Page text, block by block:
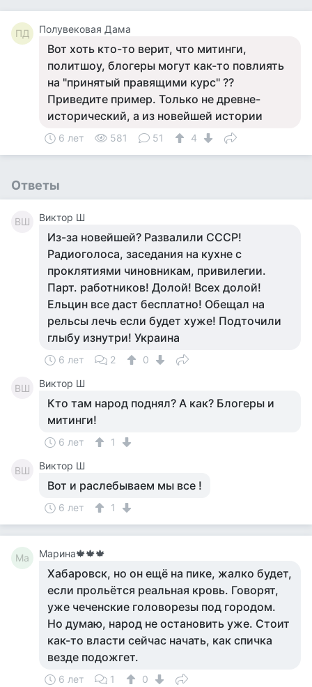
ПД Полувековая Дама
Вот хоть кто-то верит, что митинги,
политшоу, блогеры могут как-то повлиять
на "принятый правящими курс" ??
Приведите пример. Только не древне-
исторический, а из новейшей истории
6 лет 581 51 4
Ответы
ВШ Виктор Ш
Из-за новейшей? Развалили СССР!
Радиоголоса, заседания на кухне с
проклятиями чиновникам, привилегии.
Парт. работников! Долой! Всех долой!
Ельцин все даст бесплатно! Обещал на
рельсы лечь если будет хуже! Подточили
глыбу изнутри! Украина
6 лет 2 0
ВШ Виктор Ш
Кто там народ поднял? А как? Блогеры и
митинги!
6 лет 1
ВШ Виктор Ш
Вот и раслебываем мы все !
6 лет 1
Ма Марина🍁🍁🍁
Хабаровск, но он ещё на пике, жалко будет,
если прольётся реальная кровь. Говорят,
уже чеченские головорезы под городом.
Но думаю, народ не остановить уже. Стоит
как-то власти сейчас начать, как спичка
везде подожгет.
6 лет 1 0